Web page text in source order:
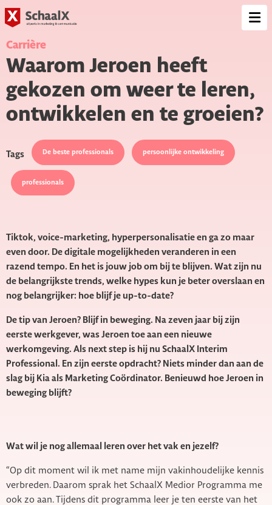
Carrière
Waarom Jeroen heeft
gekozen om weer te leren,
ontwikkelen en te groeien?
Tags De beste professionals persoonlijke ontwikkeling
professionals
Tiktok, voice-marketing, hyperpersonalisatie en ga zo maar
even door. De digitale mogelijkheden veranderen in een
razend tempo. En het is jouw job om bij te blijven. Wat zijn nu
de belangrijkste trends, welke hypes kun je beter overslaan en
nog belangrijker: hoe blijf je up-to-date?
De tip van Jeroen? Blijf in beweging. Na zeven jaar bij zijn
eerste werkgever, was Jeroen toe aan een nieuwe
werkomgeving. Als next step is hij nu SchaalX Interim
Professional. En zijn eerste opdracht? Niets minder dan aan de
slag bij Kia als Marketing Coördinator. Benieuwd hoe Jeroen in
beweging blijft?
Wat wil je nog allemaal leren over het vak en jezelf?
“Op dit moment wil ik met name mijn vakinhoudelijke kennis
verbreden. Daarom sprak het SchaalX Medior Programma me
ook zo aan. Tijdens dit programma leer je ten eerste van het